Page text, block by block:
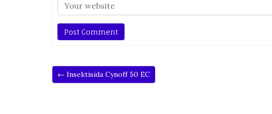
← Insektisida Cynoff 50 EC